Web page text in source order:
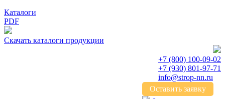
Каталоги
PDF
Скачать каталоги продукции
+7 (800) 100-09-02
+7 (930) 801-97-71
info@strop-nn.ru
Оставить заявку